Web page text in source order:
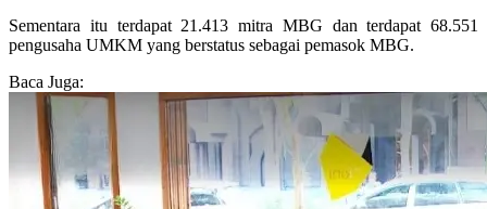
Sementara itu terdapat 21.413 mitra MBG dan terdapat 68.551
pengusaha UMKM yang berstatus sebagai pemasok MBG.
Baca Juga: